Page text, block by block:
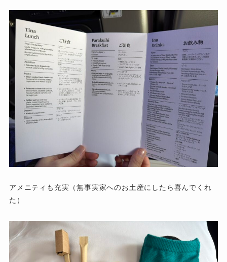
アメニティも充実（無事実家へのお土産にしたら喜んでくれ
た）